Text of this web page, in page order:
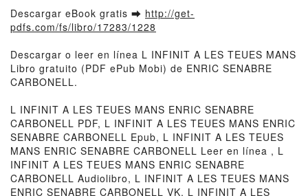
Descargar eBook gratis ➡ http://get-
pdfs.com/fs/libro/17283/1228
Descargar o leer en línea L INFINIT A LES TEUES MANS
Libro gratuito (PDF ePub Mobi) de ENRIC SENABRE
CARBONELL.
L INFINIT A LES TEUES MANS ENRIC SENABRE
CARBONELL PDF, L INFINIT A LES TEUES MANS ENRIC
SENABRE CARBONELL Epub, L INFINIT A LES TEUES
MANS ENRIC SENABRE CARBONELL Leer en línea , L
INFINIT A LES TEUES MANS ENRIC SENABRE
CARBONELL Audiolibro, L INFINIT A LES TEUES MANS
ENRIC SENABRE CARBONELL VK, L INFINIT A LES